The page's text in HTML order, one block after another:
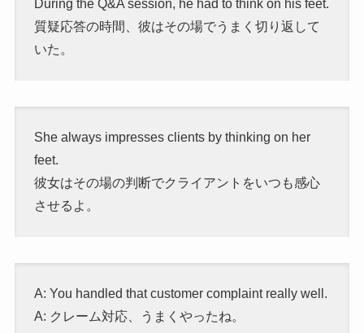
During the Q&A session, he had to think on his feet.
質疑応答の時間、彼はその場でうまく切り返して
いた。
She always impresses clients by thinking on her
feet.
彼女はその場の判断でクライアントをいつも感心
させるよ。
A: You handled that customer complaint really well.
A: クレーム対応、うまくやったね。